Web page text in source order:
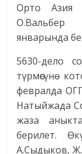
Орто Азия
О.Вальбер
январында
5630-дело
түрмөсүнө
февралда
Натыйжада
жаза
берилет.
А.Сыдыков,